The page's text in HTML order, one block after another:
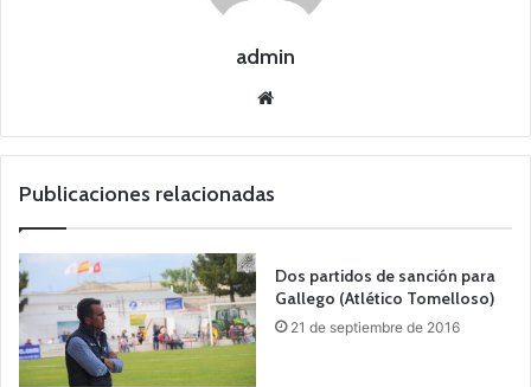
admin
we
Publicaciones relacionadas
Dos partidos de sanción para
Gallego (Atlético Tomelloso)
21 de septiembre de 2016